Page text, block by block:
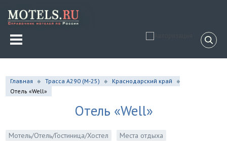
Главная Трасса А290 (М-25)
Краснодарский край
Отель «Well»
Отель «Well»
Мотель/Отель/Гостиница/Хостел
Места отдыха